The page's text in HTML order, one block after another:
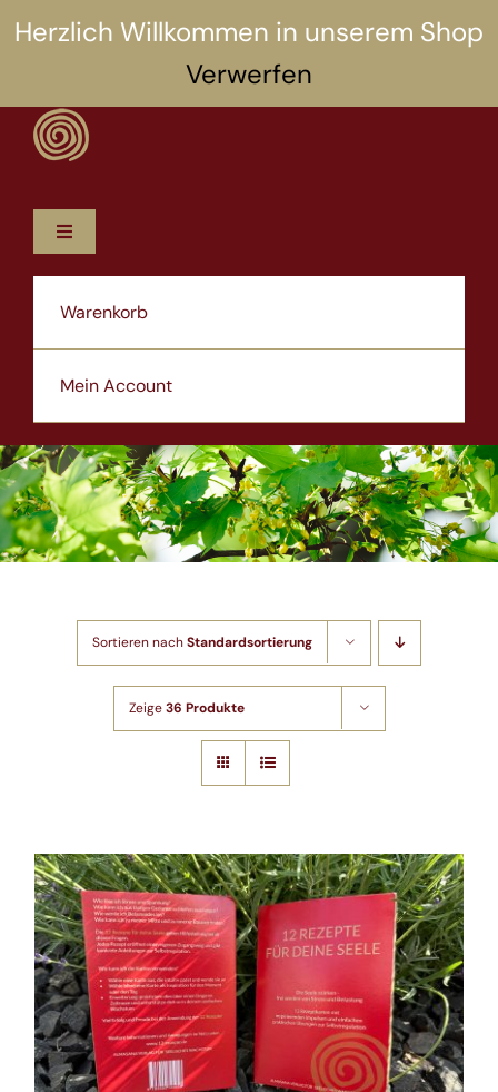
Herzlich Willkommen in unserem Shop
Verwerfen
Inhalt
Toggle
Shop
Warenkorb
Mein Account
Sortieren nachStandardsortierung
Zeige36 Produkte